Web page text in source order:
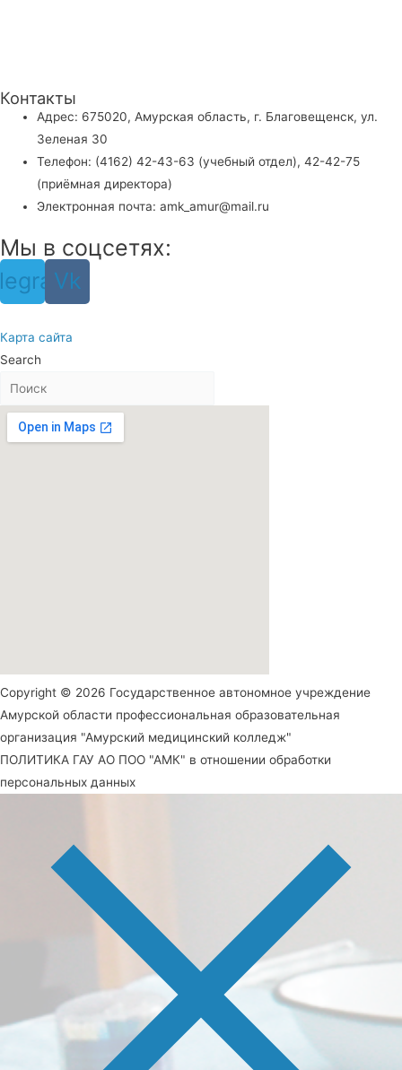
Контакты
Адрес: 675020, Амурская область, г. Благовещенск, ул.
Зеленая 30
Телефон: (4162) 42-43-63 (учебный отдел), 42-42-75
(приёмная директора)
Электронная почта: amk_amur@mail.ru
Мы в соцсетях:
Vk
Карта сайта
Search
Copyright © 2026 Государственное автономное учреждение
Амурской области профессиональная образовательная
организация "Амурский медицинский колледж"
ПОЛИТИКА ГАУ АО ПОО "АМК" в отношении обработки
персональных данных